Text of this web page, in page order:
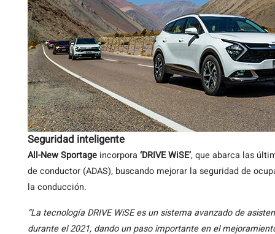
Seguridad inteligente
All-New Sportage incorpora ‘DRIVE WiSE’, que abarca las
de conductor (ADAS), buscando mejorar la seguridad de
la conducción.
“La tecnología DRIVE WiSE es un sistema avanzado de
durante el 2021, dando un paso importante en el